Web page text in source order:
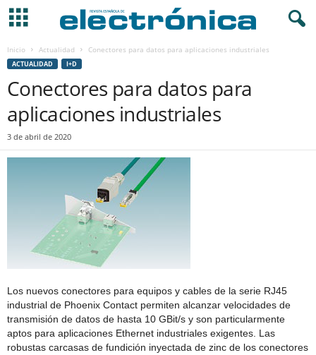
Inicio Actualidad Conectores para datos para aplicaciones industriales
ACTUALIDAD I+D
Conectores para datos para
aplicaciones industriales
3 de abril de 2020
Los nuevos conectores para equipos y cables de la serie RJ45
industrial de Phoenix Contact permiten alcanzar velocidades de
transmisión de datos de hasta 10 GBit/s y son particularmente
aptos para aplicaciones Ethernet industriales exigentes. Las
robustas carcasas de fundición inyectada de zinc de los conectores